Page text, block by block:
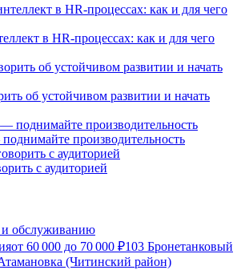
в HR-процессах: как и для чего
об устойчивом развитии и начать
производительность
с аудиторией
обслуживанию
от 60 000 до 70 000 ₽103 Бронетанковый
(Читинский район)